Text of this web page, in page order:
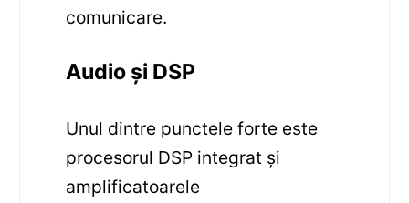
comunicare.
Audio și DSP
Unul dintre punctele forte este
procesorul DSP integrat și
amplificatoarele